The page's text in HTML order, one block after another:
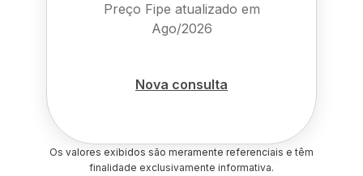
Preço Fipe atualizado em
Ago/2026
Nova consulta
Os valores exibidos são meramente referenciais e têm
finalidade exclusivamente informativa.